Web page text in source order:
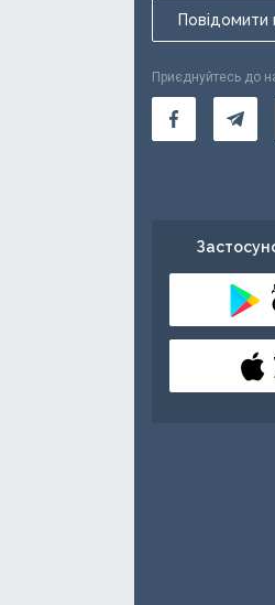
Приєднуйтесь до